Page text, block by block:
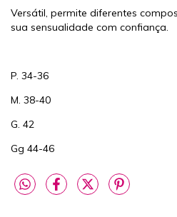
Versátil, permite diferentes
sua sensualidade com confiança.
P. 34-36
M. 38-40
G. 42
Gg 44-46